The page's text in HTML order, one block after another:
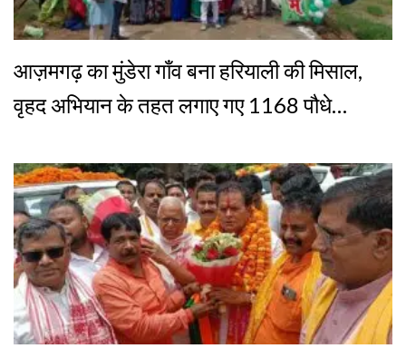
आज़मगढ़ का मुंडेरा गाँव बना हरियाली की मिसाल,
वृहद अभियान के तहत लगाए गए 1168 पौधे…